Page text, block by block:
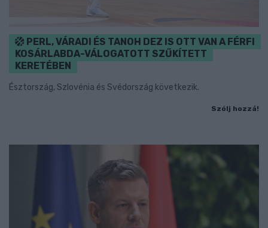
PERL, VÁRADI ÉS TANOH DEZ IS OTT VAN A FÉRFI
KOSÁRLABDA-VÁLOGATOTT SZŰKÍTETT
KERETÉBEN
Észtország, Szlovénia és Svédország következik.
Szólj hozzá!